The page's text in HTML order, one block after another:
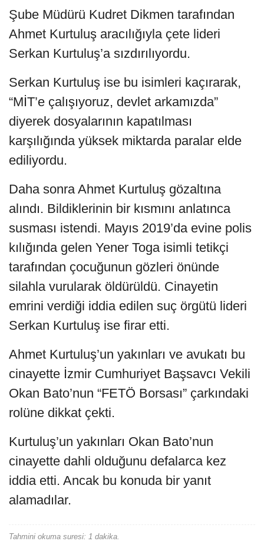
Şube Müdürü Kudret Dikmen tarafından
Ahmet Kurtuluş aracılığıyla çete lideri
Serkan Kurtuluş’a sızdırılıyordu.
Serkan Kurtuluş ise bu isimleri kaçırarak,
“MİT’e çalışıyoruz, devlet arkamızda”
diyerek dosyalarının kapatılması
karşılığında yüksek miktarda paralar elde
ediliyordu.
Daha sonra Ahmet Kurtuluş gözaltına
alındı. Bildiklerinin bir kısmını anlatınca
susması istendi. Mayıs 2019’da evine polis
kılığında gelen Yener Toga isimli tetikçi
tarafından çocuğunun gözleri önünde
silahla vurularak öldürüldü. Cinayetin
emrini verdiği iddia edilen suç örgütü lideri
Serkan Kurtuluş ise firar etti.
Ahmet Kurtuluş’un yakınları ve avukatı bu
cinayette İzmir Cumhuriyet Başsavcı Vekili
Okan Bato’nun “FETÖ Borsası” çarkındaki
rolüne dikkat çekti.
Kurtuluş’un yakınları Okan Bato’nun
cinayette dahli olduğunu defalarca kez
iddia etti. Ancak bu konuda bir yanıt
alamadılar.
Tahmini okuma suresi: 1 dakika.